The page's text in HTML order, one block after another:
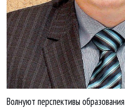
Волнуют перспективы образования